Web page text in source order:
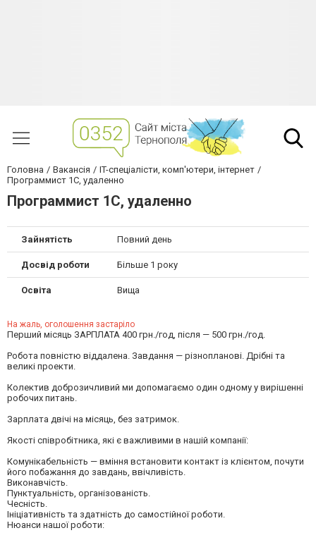
Головна Вакансія
IT-спеціалісти, комп'ютери, інтернет
Программист 1С, удаленно
Программист 1С, удаленно
Зайнятість Повний день
Досвід роботи Більше 1 року
Освіта Вища
На жаль, оголошення застаріло
Перший місяць ЗАРПЛАТА 400 грн./год, після — 500 грн./год.
Робота повністю віддалена. Завдання — різнопланові. Дрібні та
великі проекти.
Колектив доброзичливий ми допомагаємо один одному у вирішенні
робочих питань.
Зарплата двічі на місяць, без затримок.
Якості співробітника, які є важливими в нашій компанії:
Комунікабельність — вміння встановити контакт із клієнтом, почути
його побажання до завдань, ввічливість.
Виконавчість.
Пунктуальність, організованість.
Чесність.
Ініціативність та здатність до самостійної роботи.
Нюанси нашої роботи: